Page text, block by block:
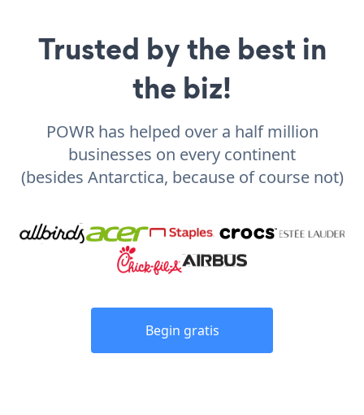
Trusted by the best in
the biz!
POWR has helped over a half million
businesses on every continent
(besides Antarctica, because of course not)
Begin gratis